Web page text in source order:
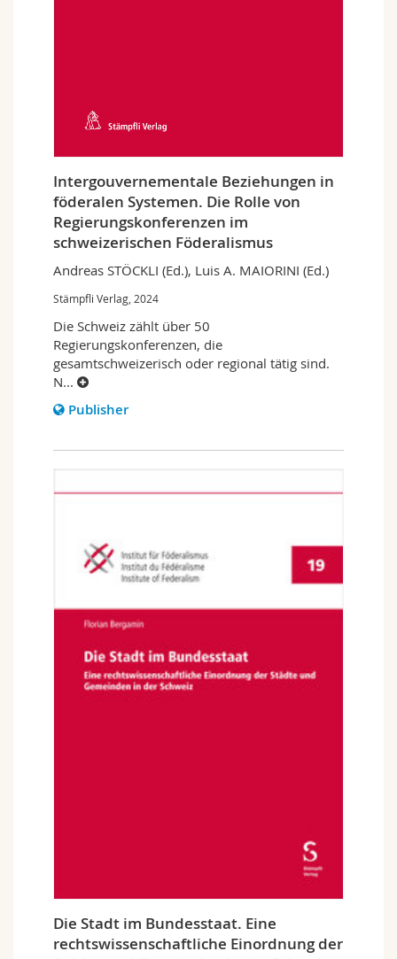
Intergouvernementale Beziehungen in
föderalen Systemen. Die Rolle von
Regierungskonferenzen im
schweizerischen Föderalismus
Andreas STÖCKLI (Ed.), Luis A. MAIORINI (Ed.)
Stämpfli Verlag, 2024
Die Schweiz zählt über 50
Regierungskonferenzen, die
gesamtschweizerisch oder regional tätig sind.
N...
Publisher
Die Stadt im Bundesstaat. Eine
rechtswissenschaftliche Einordnung der